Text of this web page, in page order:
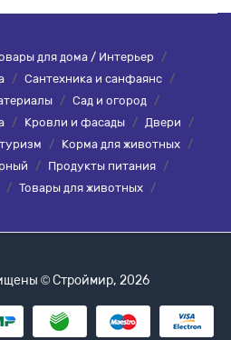
для дома / Интерьер /
/ Сантехника и санфаянс /
/ Сад и огород
/
/ Кровли и фасады / Двери
/
/ Корма для животных /
/ Продукты питания /
/ Товары для животных /
© Строймир, 2026